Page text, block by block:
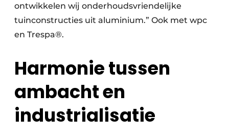
ontwikkelen wij onderhoudsvriendelijke
tuinconstructies uit aluminium.” Ook met wpc
en Trespa®.
Harmonie tussen
ambacht en
industrialisatie